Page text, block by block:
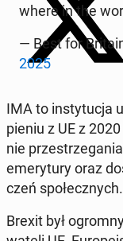
whe­re in the
— Best for
2025
IMA to in­sty­tu­cja
pie­niu z UE z
nie
eme­ry­tu­ry oraz
czeń spo­łecz­nych.
Brexit był